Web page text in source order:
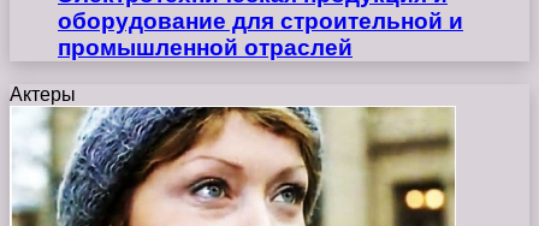
оборудование для строительной и
промышленной отраслей
Актеры